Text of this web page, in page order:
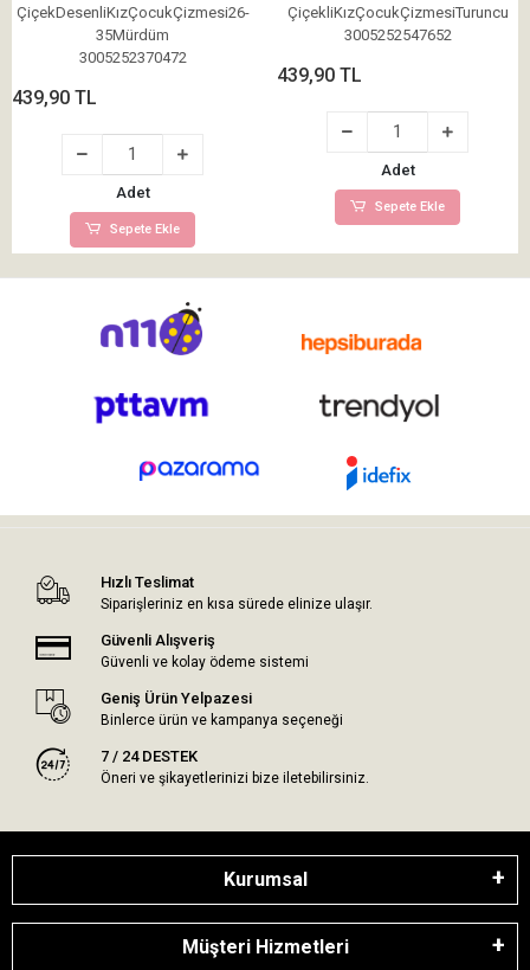
ÇiçekDesenliKızÇocukÇizmesi26-
35Mürdüm
3005252370472
439,90 TL
Adet
Sepete Ekle
ÇiçekliKızÇocukÇizmesiTuruncu
3005252547652
439,90 TL
Adet
Sepete Ekle
Hızlı Teslimat
Siparişleriniz en kısa sürede elinize ulaşır.
Güvenli Alışveriş
Güvenli ve kolay ödeme sistemi
Geniş Ürün Yelpazesi
Binlerce ürün ve kampanya seçeneği
7 / 24 DESTEK
Öneri ve şikayetlerinizi bize iletebilirsiniz.
Kurumsal
Müşteri Hizmetleri